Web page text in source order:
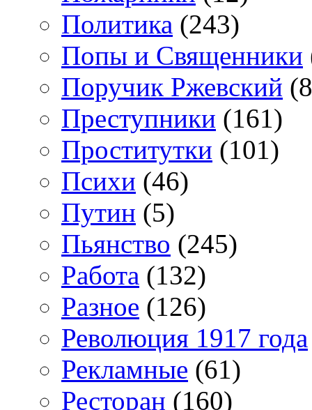
Политика (243)
Попы и Священники
Поручик Ржевский
Преступники (161)
Проститутки (101)
Психи (46)
Путин (5)
Пьянство (245)
Работа (132)
Разное (126)
Революция 1917 года
Рекламные (61)
Ресторан (160)